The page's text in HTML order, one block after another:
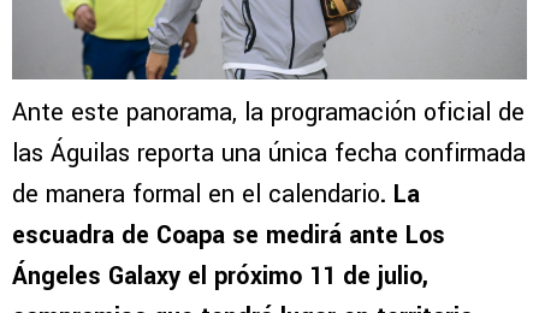
Ante este panorama, la programación oficial de
las Águilas reporta una única fecha confirmada
de manera formal en el calendario. La
escuadra de Coapa se medirá ante Los
Ángeles Galaxy el próximo 11 de julio,